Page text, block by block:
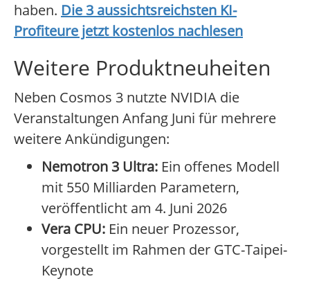
haben. Die 3 aussichtsreichsten KI-
Profiteure jetzt kostenlos nachlesen
Weitere Produktneuheiten
Neben Cosmos 3 nutzte NVIDIA die
Veranstaltungen Anfang Juni für mehrere
weitere Ankündigungen:
Nemotron 3 Ultra: Ein offenes Modell
mit 550 Milliarden Parametern,
veröffentlicht am 4. Juni 2026
Vera CPU: Ein neuer Prozessor,
vorgestellt im Rahmen der GTC-Taipei-
Keynote